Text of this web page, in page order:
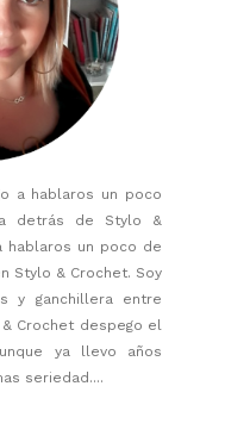
a hablaros un poco
detrás de Stylo &
hablaros un poco de
Stylo & Crochet. Soy
y ganchillera entre
Crochet despego el
ya llevo años
seriedad....